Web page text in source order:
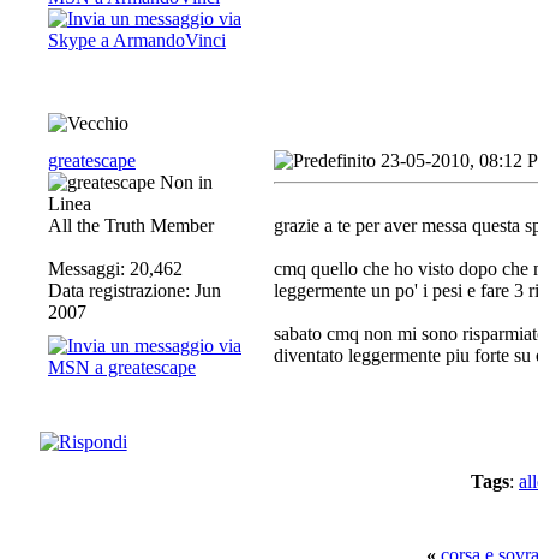
greatescape
All the Truth Member
Messaggi: 20,462
Data registrazione: Jun
2007
23-05-2010, 08:12
grazie a te per aver messa
cmq quello che ho visto dopo che
leggermente un po' i pesi e fare 3
sabato cmq non mi sono
diventato leggermente piu forte
Tags:
« corsa e